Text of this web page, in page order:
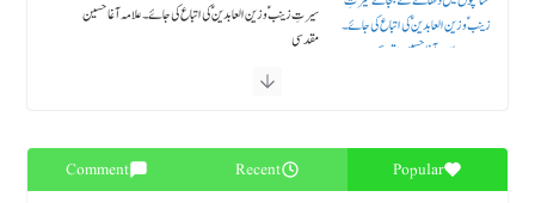
حلیف القرآن حضرت زید بن علي ابن الحسین ؑ ۔قائد ملت جعفریہ آغا سید حامد علی شاہ موسوی
18 جولائی, 2026
17 جولائی, 2026
Popular
Recent
Comment